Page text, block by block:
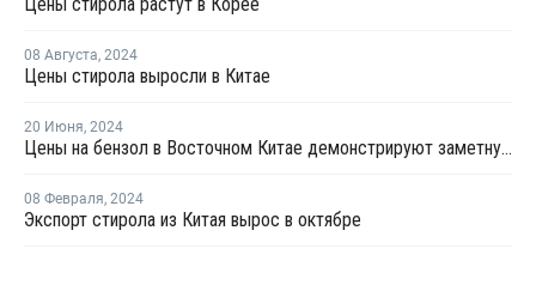
08 Августа, 2024
Цены стирола выросли в Китае
20 Июня, 2024
Цены на бензол в Восточном Китае демонстрируют заметную тенденцию к росту
08 Февраля, 2024
Экспорт стирола из Китая вырос в октябре